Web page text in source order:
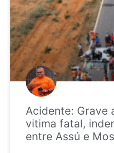
Acidente: Grave
vitima fatal,
entre Assú e